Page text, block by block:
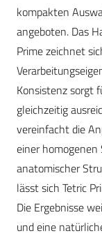
kompakten
angeboten. Das
Prime zeichnet
Konsistenz sorgt
gleichzeitig
vereinfacht die
einer homogenen
anatomischer
lässt sich Tetric
Die Ergebnisse
und eine